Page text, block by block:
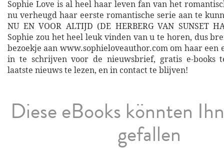
Sophie Love is al heel haar leven fan van het
nu verheugd haar eerste romantische serie aan te
NU EN VOOR ALTIJD (DE HERBERG VAN SUNSET
Sophie zou het heel leuk vinden van u te horen, dus
bezoekje aan www.sophieloveauthor.com om haar een
in te schrijven voor de nieuwsbrief, gratis e-books
laatste nieuws te lezen, en in contact te blijven!
Diese eBooks könnten
gefallen